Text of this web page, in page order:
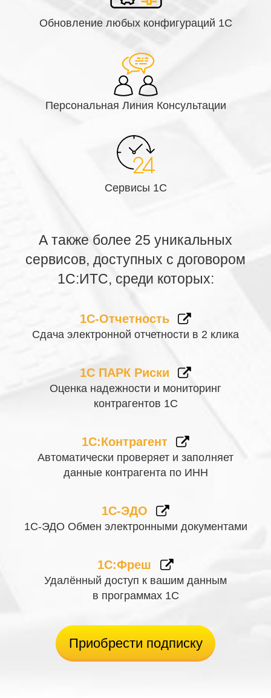
Обновление любых конфигураций 1С
Персональная Линия Консультации
Сервисы 1С
А также более 25 уникальных
сервисов, доступных с договором
1С:ИТС, среди которых:
1С-Отчетность
Сдача электронной отчетности в 2 клика
1С ПАРК Риски
Оценка надежности и мониторинг
контрагентов 1С
1С:Контрагент
Автоматически проверяет и заполняет
данные контрагента по ИНН
1С-ЭДО
1С-ЭДО Обмен электронными документами
1С:Фреш
Удалённый доступ к вашим данным
в программах 1С
Приобрести подписку